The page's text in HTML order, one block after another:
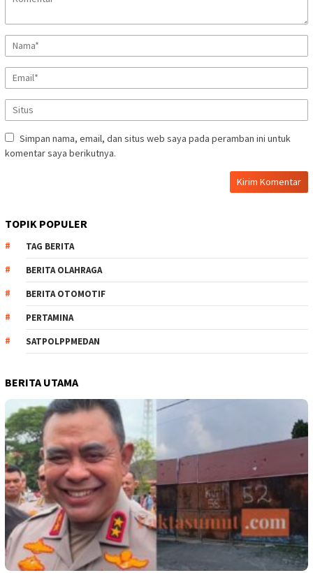
Simpan nama, email, dan situs web saya pada peramban ini untuk
komentar saya berikutnya.
TOPIK POPULER
TAG BERITA
BERITA OLAHRAGA
BERITA OTOMOTIF
PERTAMINA
SATPOLPPMEDAN
BERITA UTAMA